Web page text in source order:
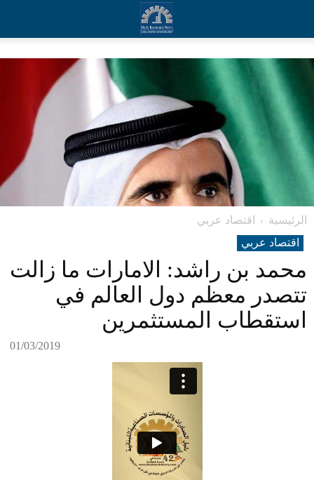
الرئيسية
اقتصاد عربي
اقتصاد عربي
محمد بن راشد: الامارات ما زالت
تتصدر معظم دول العالم في
استقطاب المستثمرين
01/03/2019